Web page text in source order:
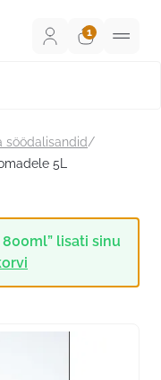
söödalisandid/
5L
lisati sinu